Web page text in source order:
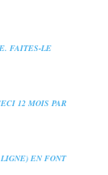
FAITES-LE
12 MOIS PAR
EN FONT